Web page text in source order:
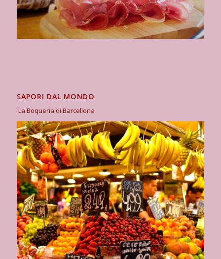
SAPORI DAL MONDO
La Boqueria di Barcellona